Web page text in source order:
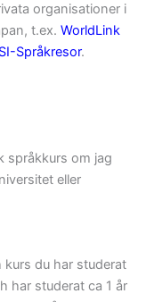
organisationer i
t.ex. WorldLink
SI-Språkresor.
språkkurs om jag
eller
kurs du har studerat
har studerat ca 1 år